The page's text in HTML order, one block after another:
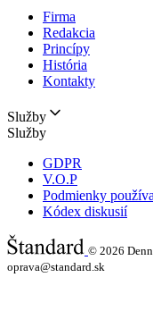
Firma
Redakcia
Princípy
História
Kontakty
Služby
Služby
GDPR
V.O.P
Podmienky
Kódex diskusií
© 2026
oprava@standard.sk